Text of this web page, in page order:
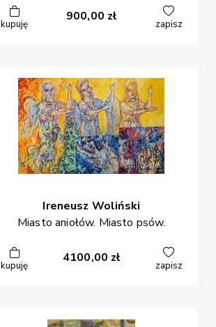
kupuję
900,00 zł
zapisz
Ireneusz Woliński
Miasto aniołów. Miasto psów.
kupuję
4100,00 zł
zapisz